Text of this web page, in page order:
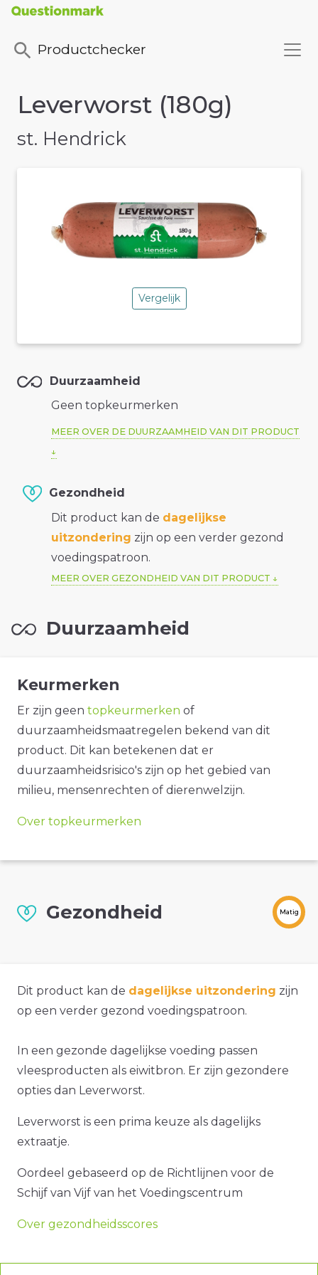
Productchecker
Leverworst (180g)
st. Hendrick
Vergelijk
Duurzaamheid
Geen topkeurmerken
MEER OVER DE DUURZAAMHEID VAN DIT PRODUCT
Gezondheid
Dit product kan de dagelijkse
uitzondering zijn op een verder gezond
voedingspatroon.
MEER OVER GEZONDHEID VAN DIT PRODUCT
Duurzaamheid
Keurmerken
Er zijn geen topkeurmerken of
duurzaamheidsmaatregelen bekend van dit
product. Dit kan betekenen dat er
duurzaamheidsrisico's zijn op het gebied van
milieu, mensenrechten of dierenwelzijn.
Over topkeurmerken
Gezondheid Matig
Dit product kan de dagelijkse uitzondering zijn
op een verder gezond voedingspatroon.
In een gezonde dagelijkse voeding passen
vleesproducten als eiwitbron. Er zijn gezondere
opties dan Leverworst.
Leverworst is een prima keuze als dagelijks
extraatje.
Oordeel gebaseerd op de Richtlijnen voor de
Schijf van Vijf van het Voedingscentrum
Over gezondheidsscores